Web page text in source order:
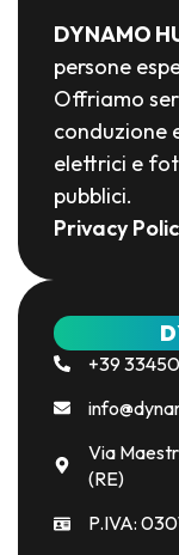
DYNAMO
persone
Offriamo
conduzione
elettrici e
pubblici.
Privacy
+39
Via
(RE)
P.IVA: